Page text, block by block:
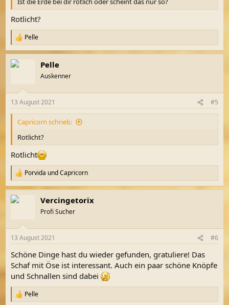
Rotlicht?
R
e
a
k
e
n
Pelle
Pelle
Auskenner
13 August 2021 #5
Capricorn schrieb:
Rotlicht?
Rotlicht
R
e
a
k
e
:
Porvida undCapricorn
Vercingetorix
Profi Sucher
13 August 2021 #6
Schöne Dinge hast du wieder gefunden, gratuliere! Das
Schaf mit Öse ist interessant. Auch ein paar schöne Knöpfe
und Schnallen sind dabei
R
Pelle